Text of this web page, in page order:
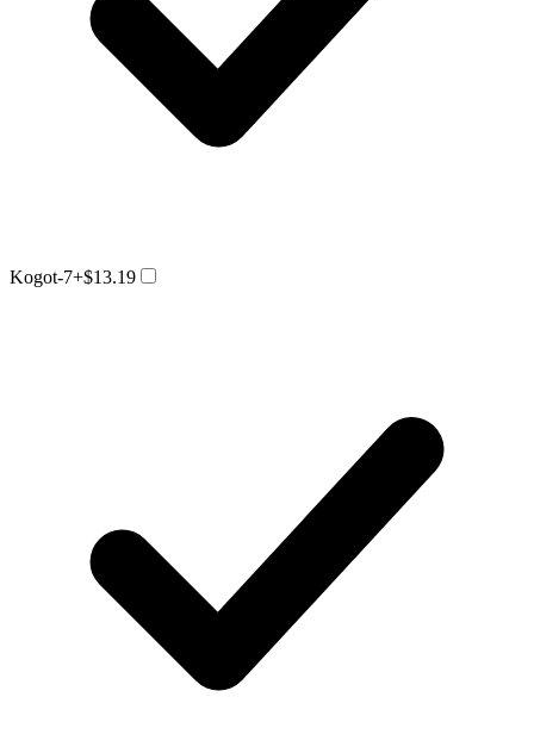
Kogot-7+$13.19